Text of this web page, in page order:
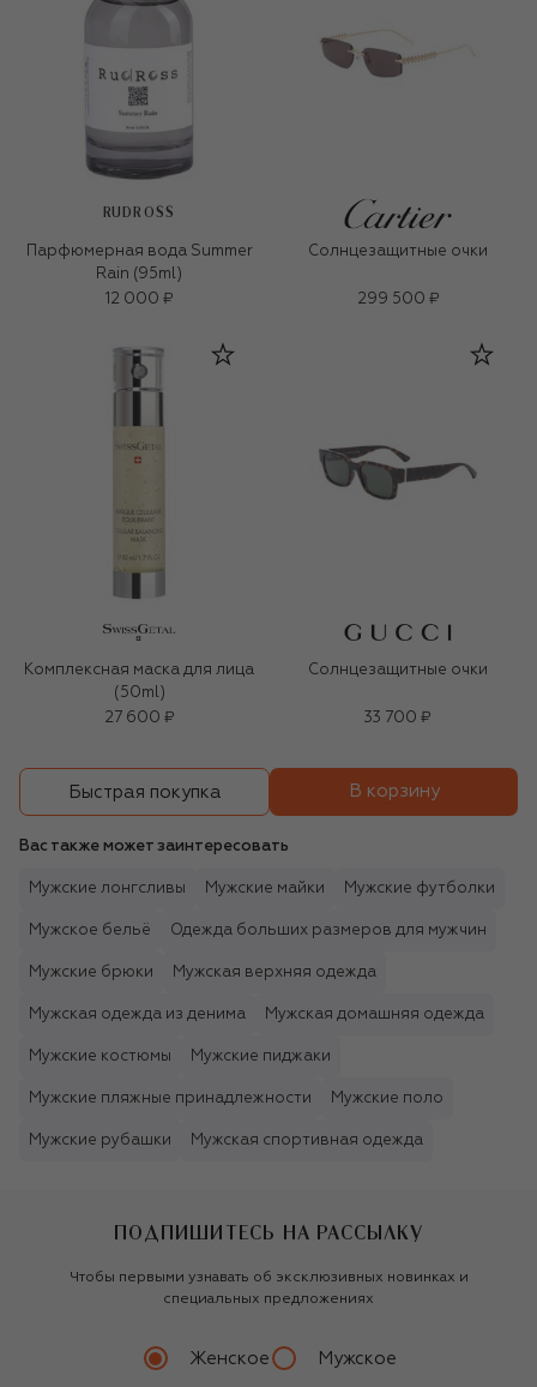
RUDROSS
Парфюмерная вода Summer
Rain (95ml)
12 000 ₽
Солнцезащитные очки
299 500 ₽
Комплексная маска для лица
(50ml)
27 600 ₽
Солнцезащитные очки
33 700 ₽
Быстрая покупка В корзину
Вас также может заинтересовать
Мужские лонгсливы Мужские майки Мужские футболки
Мужское бельё Одежда больших размеров для мужчин
Мужские брюки Мужская верхняя одежда
Мужская одежда из денима Мужская домашняя одежда
Мужские костюмы Мужские пиджаки
Мужские пляжные принадлежности Мужские поло
Мужские рубашки Мужская спортивная одежда
ПОДПИШИТЕСЬ НА РАССЫЛКУ
Чтобы первыми узнавать об эксклюзивных новинках и
специальных предложениях
Женское Мужское